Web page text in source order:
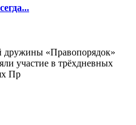
дружины «Правопорядок»
участие в трёхдневных
Пр